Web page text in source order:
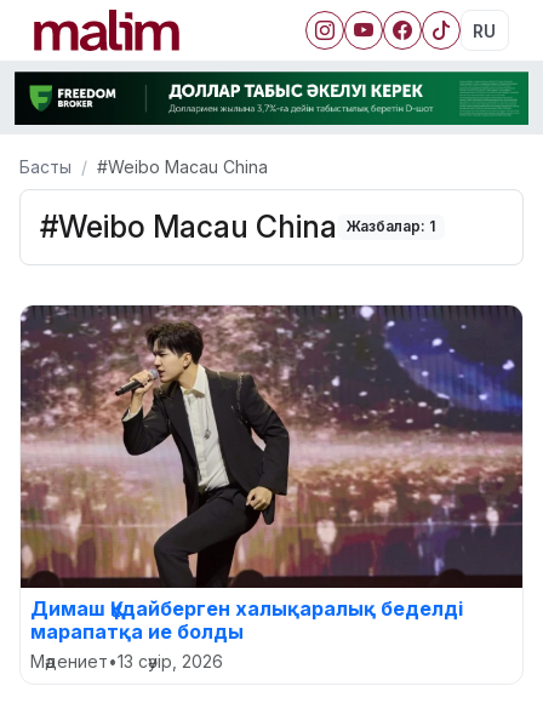
RU
Басты #Weibo Macau China
#Weibo Macau China Жазбалар: 1
Димаш Құдайберген халықаралық беделді
марапатқа ие болды
Мәдениет•13 сәуір, 2026